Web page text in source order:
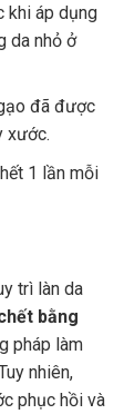
khi áp dụng
da nhỏ ở
đã được
xước.
1 lần mỗi
trì làn da
bằng
pháp làm
nhiên,
phục hồi và